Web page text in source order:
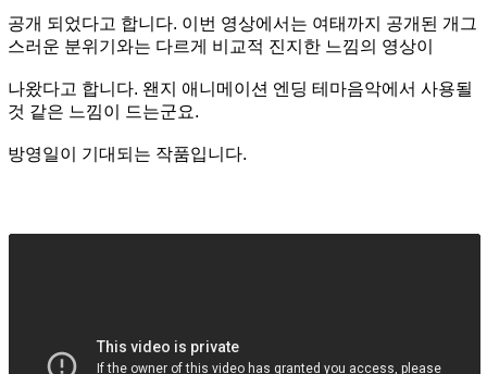
공개 되었다고 합니다. 이번 영상에서는 여태까지 공개된 개그
스러운 분위기와는 다르게 비교적 진지한 느낌의 영상이
나왔다고 합니다. 왠지 애니메이션 엔딩 테마음악에서 사용될
것 같은 느낌이 드는군요.
방영일이 기대되는 작품입니다.